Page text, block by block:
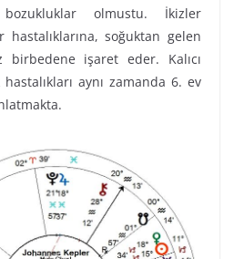
olmustu. İkizler
soğuktan gelen
birbedene işaret eder. Kalıcı
aynı zamanda 6. ev